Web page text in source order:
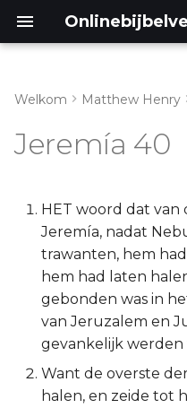
Jeremia 40:7-16
Lukas
Johannes
Handelingen
Romeinen
1 Korinthe
Welkom Matthew Henry
Jeremía 40
HET woord dat van
Jeremía, nadat
trawanten, hem
hem had laten
gebonden was in
van Jeruzalem en
gevankelijk werden
Want de overste
halen, en zeide tot